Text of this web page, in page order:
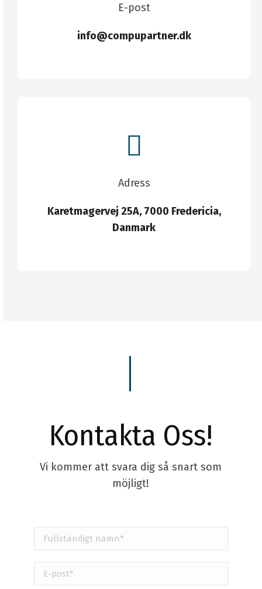
E-post
info@compupartner.dk
Adress
Karetmagervej 25A, 7000 Fredericia,
Danmark
Kontakta Oss!
Vi kommer att svara dig så snart som
möjligt!